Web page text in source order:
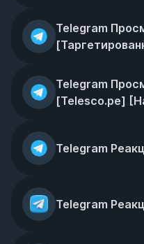
Telegram
Telegram
[Telesco.pe]
Telegram
Telegram